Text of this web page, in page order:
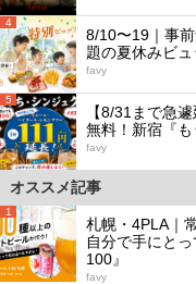
4
8/10〜19｜事
題の夏休みビュ
favy
5
【8/31まで急
無料！新宿『
favy
オススメ記事
1
札幌・4PLA｜
自分で手にと
100』
favy